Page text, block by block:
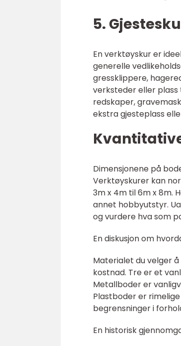
5.
En verktøyskur er
generelle
gressklippere,
verksteder eller
redskaper,
ekstra gjesteplass
Dimensjonene på
Verktøyskurer kan
3m x 4m til 6m x 8m.
annet hobbyutstyr.
og vurdere hva som
En diskusjon om
Materialet du velger
kostnad. Tre er et
Metallboder er
Plastboder er
begrensninger i
En historisk